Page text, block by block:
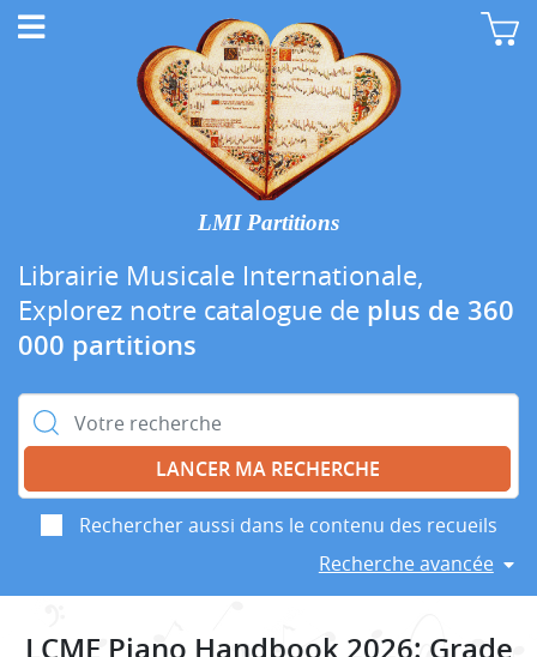
LMI Partitions
Librairie Musicale Internationale,
Explorez notre catalogue de plus de 360
000 partitions
Rechercher :
Rechercher aussi dans le contenu des recueils
Recherche avancée
LCME Piano Handbook 2026: Grade